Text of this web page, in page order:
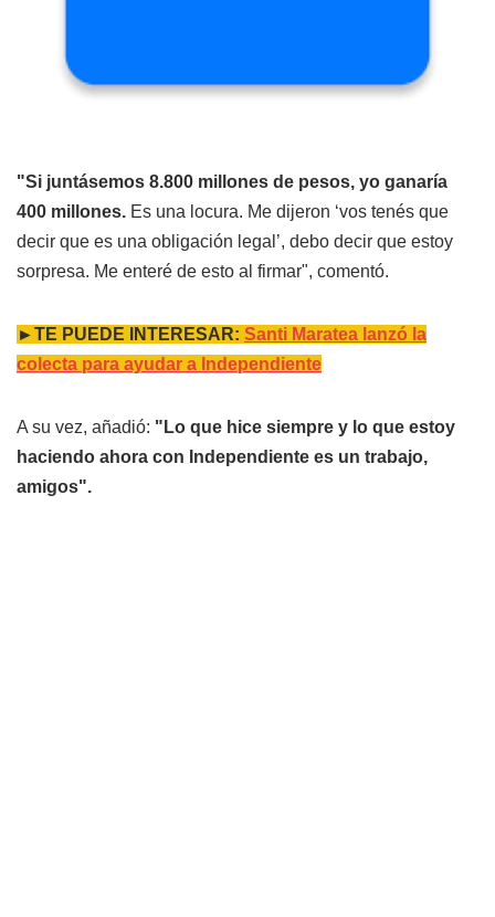
"Si juntásemos 8.800 millones de pesos, yo ganaría
400 millones. Es una locura. Me dijeron ‘vos tenés que
decir que es una obligación legal’, debo decir que estoy
sorpresa. Me enteré de esto al firmar", comentó.
►TE PUEDE INTERESAR: Santi Maratea lanzó la
colecta para ayudar a Independiente
A su vez, añadió: "Lo que hice siempre y lo que estoy
haciendo ahora con Independiente es un trabajo,
amigos".